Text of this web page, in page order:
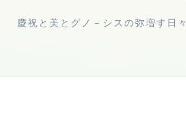
慶祝と美とグノ－シスの弥増す日々